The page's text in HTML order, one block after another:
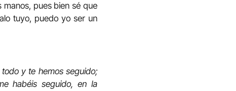
pues bien sé que
tuyo, puedo yo ser un
y te hemos seguido;
habéis seguido, en la